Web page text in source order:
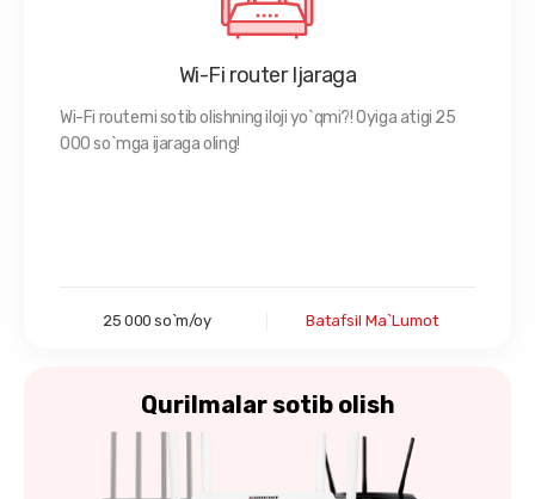
Wi-Fi router Ijaraga
Wi-Fi routerni sotib olishning iloji yo`qmi?! Oyiga atigi 25
000 so`mga ijaraga oling!
25 000 so`m/oy Batafsil Ma`lumot
Qurilmalarsotib olish